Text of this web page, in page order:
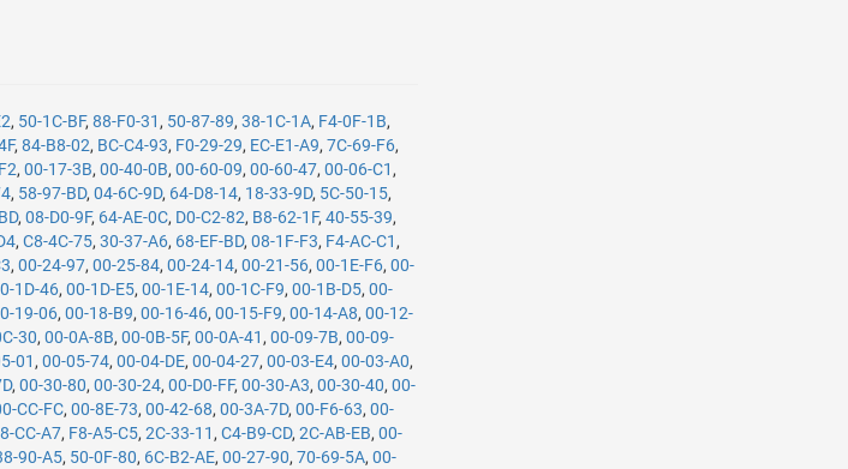
, 50-1C-BF,88-F0-31 , 50-87-89,38-1C-1A, F4-0F-1B,
,84-B8-02, BC-C4-93, F0-29-29, EC-E1-A9,7C-69-F6,
,00-17-3B,00-40-0B,00-60-09,00-60-47,00-06-C1 ,
, 58-97-BD,04-6C-9D, 64-D8-14, 18-33-9D, 5C-50-15,
,08-D0-9F, 64-AE-0C, D0-C2-82, B8-62-1F,40-55-39,
,C8-4C-75,30-37-A6, 68-EF-BD,08-1F-F3, F4-AC-C1 ,
,00-24-97,00-25-84,00-24-14,00-21-56,00-1E-F6,00-
1D-46,00-1D-E5,00-1E-14,00-1C-F9,00-1B-D5,00-
19-06,00-18-B9,00-16-46,00-15-F9,00-14-A8,00-12-
30,00-0A-8B,00-0B-5F,00-0A-41 ,00-09-7B,00-09-
01 ,00-05-74,00-04-DE,00-04-27,00-03-E4,00-03-A0,
,00-30-80,00-30-24,00-D0-FF,00-30-A3,00-30-40,00-
CC-FC,00-8E-73,00-42-68,00-3A-7D,00-F6-63,00-
CC-A7, F8-A5-C5,2C-33-11 ,C4-B9-CD,2C-AB-EB,00-
90-A5, 50-0F-80, 6C-B2-AE,00-27-90,70-69-5A,00-